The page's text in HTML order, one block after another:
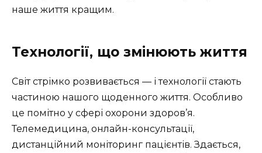
наше життя кращим.
Технології, що змінюють життя
Світ стрімко розвивається — і технології стають
частиною нашого щоденного життя. Особливо
це помітно у сфері охорони здоров’я.
Телемедицина, онлайн-консультації,
дистанційний моніторинг пацієнтів. Здається,